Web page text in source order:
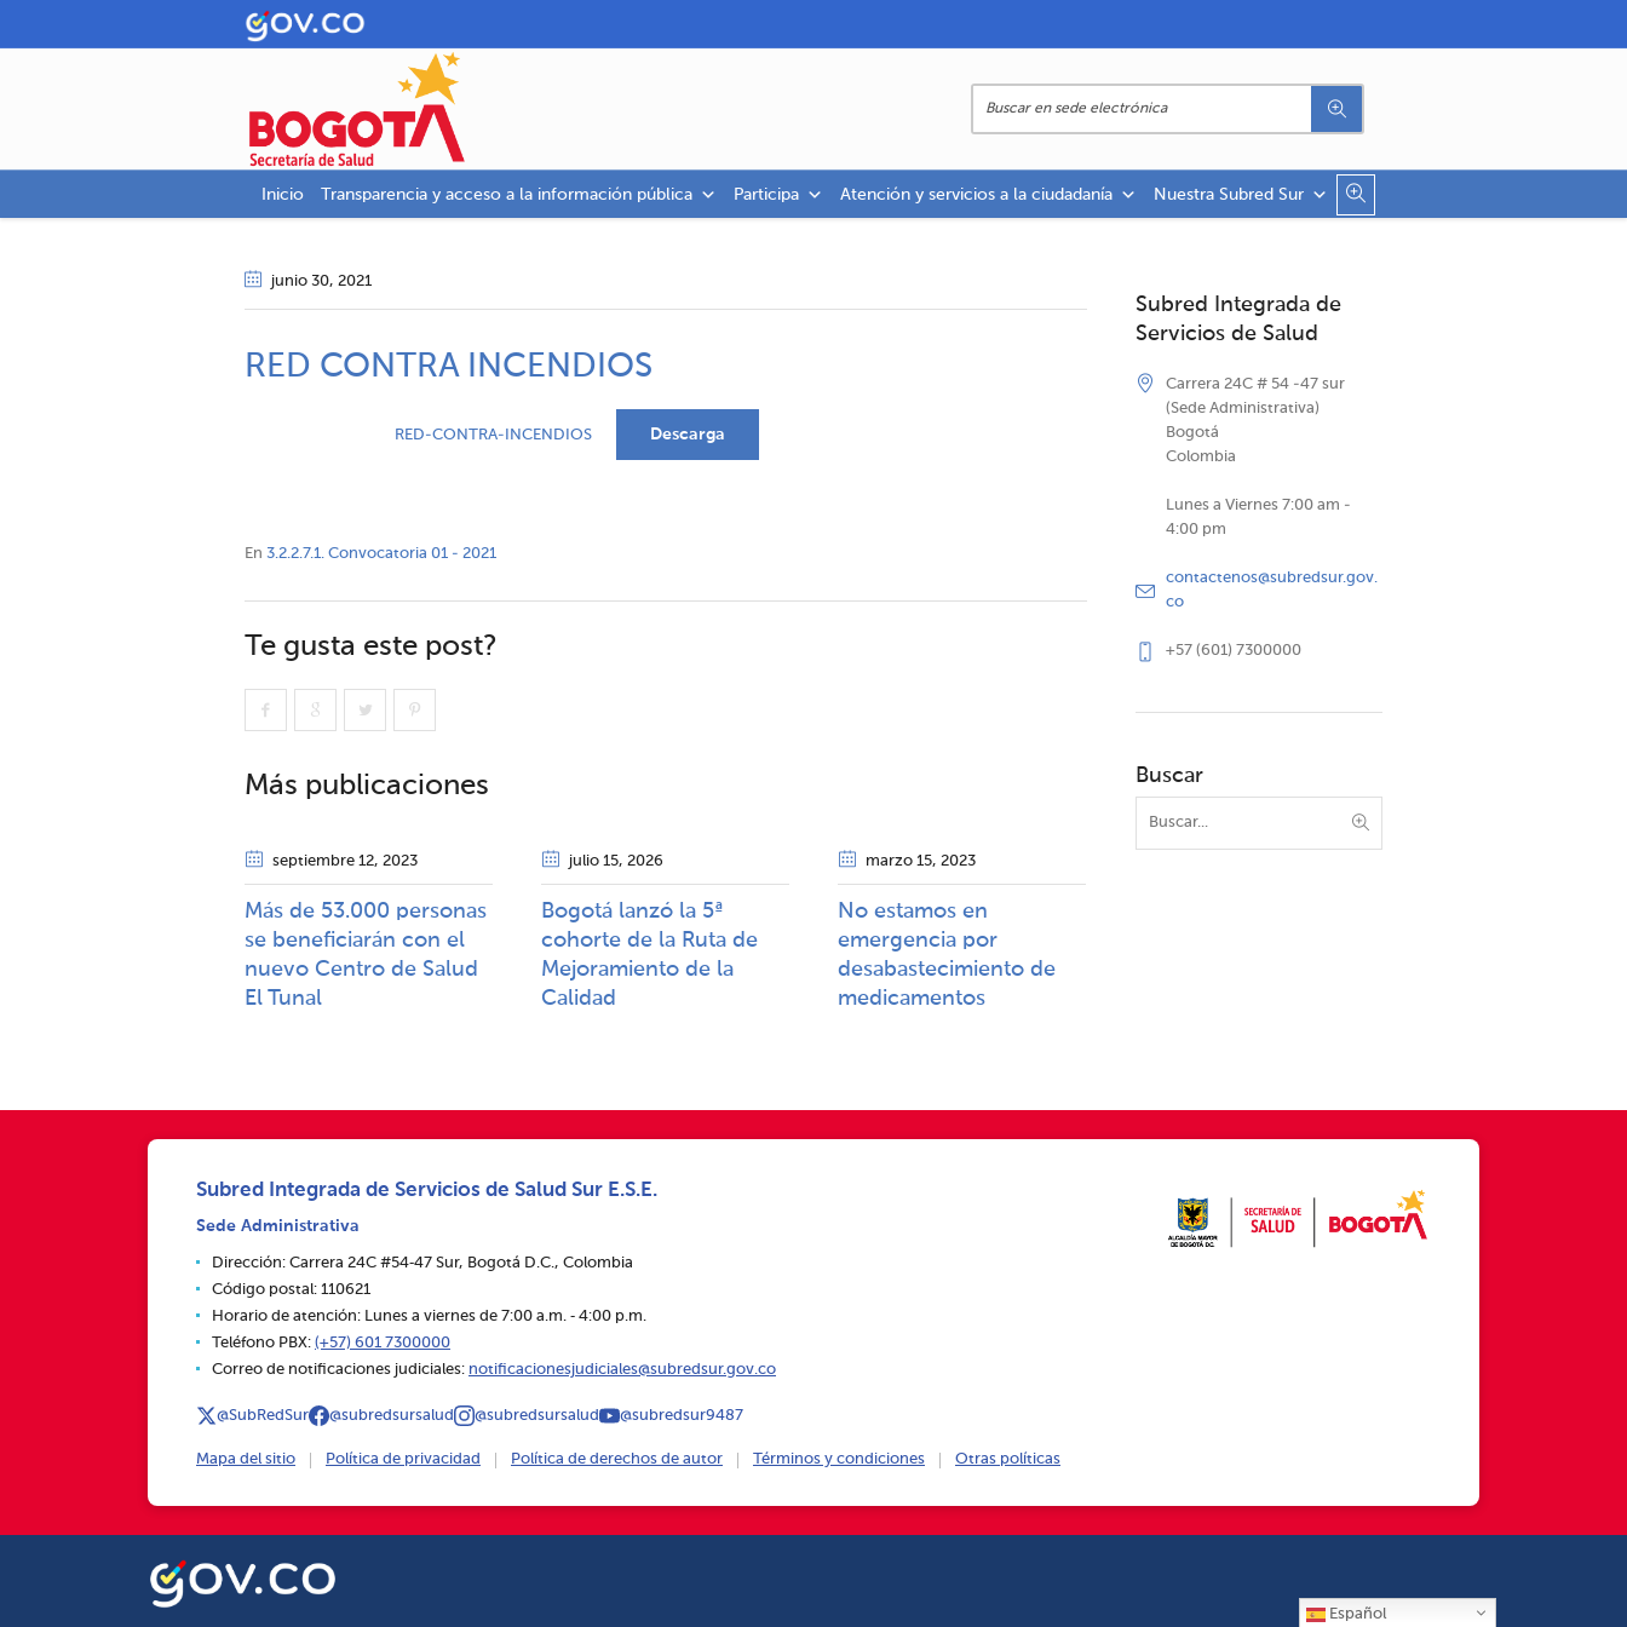
Inicio Transparencia y acceso a la información pública Participa Atención y servicios a la ciudadanía Nuestra Subred Sur
junio 30, 2021
RED CONTRA INCENDIOS
RED-CONTRA-INCENDIOS Descarga
En 3.2.2.7.1. Convocatoria 01 - 2021
Te gusta este post?
Más publicaciones
septiembre 12, 2023
Más de 53.000 personas
se beneficiarán con el
nuevo Centro de Salud
El Tunal
julio 15, 2026
Bogotá lanzó la 5ª
cohorte de la Ruta de
Mejoramiento de la
Calidad​​
marzo 15, 2023
No estamos en
emergencia por
desabastecimiento de
medicamentos
Subred Integrada de
Servicios de Salud
Carrera 24C # 54 -47 sur
(Sede Administrativa)
Bogotá
Colombia
Lunes a Viernes 7:00 am -
4:00 pm
contactenos@subredsur.gov.
co
+57 (601) 7300000
Buscar
Subred Integrada de Servicios de Salud Sur E.S.E.
Sede Administrativa
Dirección: Carrera 24C #54‑47 Sur, Bogotá D.C., Colombia
Código postal: 110621
Horario de atención: Lunes a viernes de 7:00 a.m. ‑ 4:00 p.m.
Teléfono PBX: (+57) 601 7300000
Correo de notificaciones judiciales: notificacionesjudiciales@subredsur.gov.co
@SubRedSur @subredsursalud @subredsursalud @subredsur9487
Mapa del sitio Política de privacidad Política de derechos de autor Términos y condiciones Otras políticas
Español